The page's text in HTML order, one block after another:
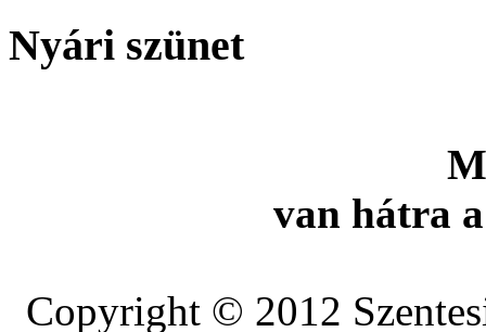
Nyári szünet
van hátra
Copyright © 2012